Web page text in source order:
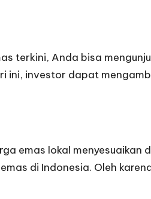
terkini, Anda bisa
ini, investor dapat
emas lokal menyesuaikan
di Indonesia. Oleh